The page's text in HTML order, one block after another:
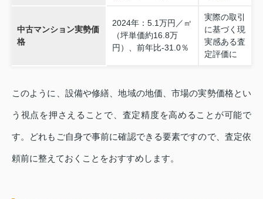
中古マンション実勢価
格
2024年：5.1万円／㎡
（坪単価約16.8万
円）、前年比‐31.0％
実際の取引
に基づく現
実感ある査
定評価に
このように、設備や修繕、地域の地価、市場の実勢価格とい
う視点を押さえることで、査定精度を高めることが可能で
す。どれもご自身で事前に確認できる要素ですので、査定依
頼前に整えておくことをおすすめします。